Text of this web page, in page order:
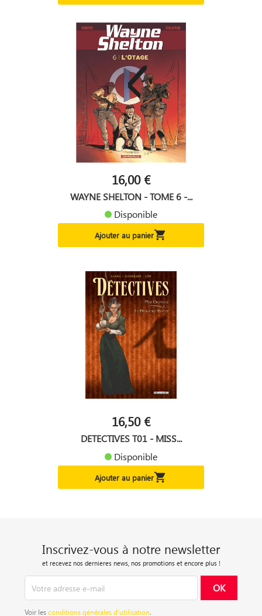
16,00 €
WAYNE SHELTON - TOME 6 -...
Disponible
Ajouter au panier
16,50 €
DETECTIVES T01 - MISS...
Disponible
Ajouter au panier
Inscrivez-vous à notre newsletter
et recevez nos dernieres news, nos promotions et encore plus !
Voir lesconditions générales d’utilisation.